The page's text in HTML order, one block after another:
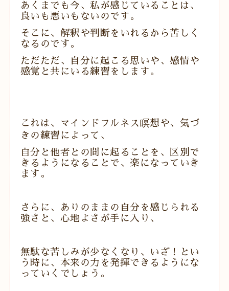
あくまでも今、私が感じていることは、
良いも悪いもないのです。
そこに、解釈や判断をいれるから苦しく
なるのです。
ただただ、自分に起こる思いや、感情や
感覚と共にいる練習をします。
これは、マインドフルネス瞑想や、気づ
きの練習によって、
自分と他者との間に起ることを、区別で
きるようになることで、楽になっていき
ます。
さらに、ありのままの自分を感じられる
強さと、心地よさが手に入り、
無駄な苦しみが少なくなり、いざ！とい
う時に、本来の力を発揮できるようにな
っていくでしょう。